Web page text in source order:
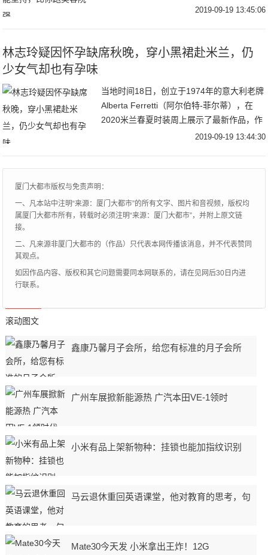
而且很多人女人还经常去美容店做护理，就
2019-09-19 13:45:06
林志玲疑因怀孕缺席秋晚，穿小黑裙赴米兰，仍
少女气却也有孕味
当地时间18日，创立于1974年的意大利老牌
Alberta Ferretti（阿尔伯特-菲尔蒂），在
2020米兰春夏时装周上展示了最新作品，作
品既有冷艳的晚礼裙，也有卡其色为主的狩
2019-09-19 13:44:30
厦门大都市版权与免责声明：
一、凡本站中注明“来源：厦门大都市”的所有文字、图片和音视频，版权均
属厦门大都市所有，转载时必须注明“来源：厦门大都市”，并附上原文链
接。
二、凡来源非厦门大都市的（作品）只代表本网传播该消息，并不代表赞同
其观点。
如因作品内容、版权和其它问题需要同本网联系的，请在见网后30日内进
行联系。
滚动图文
鑫康乃馨月子会所，给您有标准的月子会所
广州车展掀新能源热 广汽本田VE-1领时
小米有品上架新物种：挂锁也能加指纹识别
马云退休重回英语课堂，他对教育的思考，句
Mate30今天发 小米拿出王炸！12G